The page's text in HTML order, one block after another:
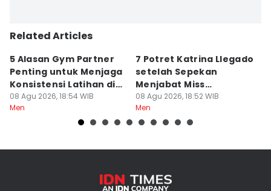
Related Articles
5 Alasan Gym Partner
Penting untuk Menjaga
Konsistensi Latihan di
Gym
08 Agu 2026, 18:54 WIB
Men
7 Potret Katrina Llegado
setelah Sepekan
Menjabat Miss
Supranational 2026
08 Agu 2026, 18:52 WIB
Men